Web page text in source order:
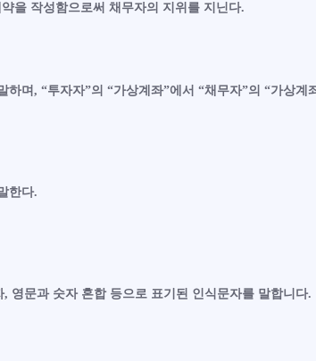
을 작성함으로써 채무자의 지위를 지닌다.
며, “투자자”의 “가상계좌”에서 “채무자”의 “가상계
한다.
영문과 숫자 혼합 등으로 표기된 인식문자를 말합니다.